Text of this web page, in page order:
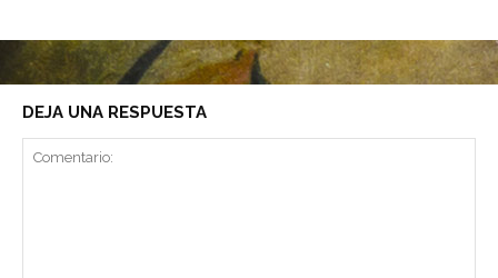
DEJA UNA RESPUESTA